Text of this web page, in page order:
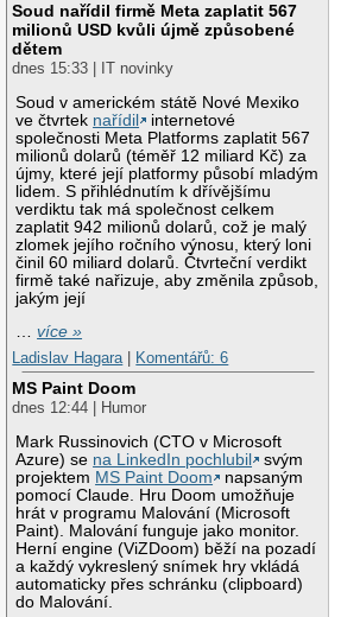
Soud nařídil firmě Meta zaplatit 567
milionů USD kvůli újmě způsobené
dětem
dnes 15:33 | IT novinky
Soud v americkém státě Nové Mexiko
ve čtvrtek nařídil
internetové
společnosti Meta Platforms zaplatit 567
milionů dolarů (téměř 12 miliard Kč) za
újmy, které její platformy působí mladým
lidem. S přihlédnutím k dřívějšímu
verdiktu tak má společnost celkem
zaplatit 942 milionů dolarů, což je malý
zlomek jejího ročního výnosu, který loni
činil 60 miliard dolarů. Čtvrteční verdikt
firmě také nařizuje, aby změnila způsob,
jakým její
…více »
Ladislav Hagara
Komentářů: 6
MS Paint Doom
dnes 12:44 | Humor
Mark Russinovich (CTO v Microsoft
Azure) se na LinkedIn pochlubil
svým
projektem MS Paint Doom
napsaným
pomocí Claude. Hru Doom umožňuje
hrát v programu Malování (Microsoft
Paint). Malování funguje jako monitor.
Herní engine (ViZDoom) běží na pozadí
a každý vykreslený snímek hry vkládá
automaticky přes schránku (clipboard)
do Malování.